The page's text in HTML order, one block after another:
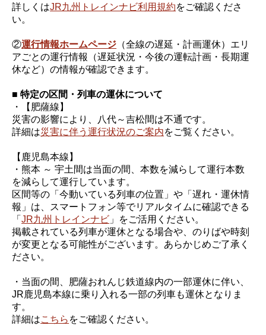
詳しくはJR九州トレインナビ利用規約をご確認くださ
い。
②運行情報ホームページ （全線の遅延・計画運休）エリ
アごとの運行情報（遅延状況・今後の運転計画・長期運
休など）の情報が確認できます。
■ 特定の区間・列車の運休について
・【肥薩線】
災害の影響により、八代～吉松間は不通です。
詳細は災害に伴う運行状況のご案内をご覧ください。
【鹿児島本線】
・熊本 ～ 宇土間は当面の間、本数を減らして運行本数
を減らして運行しています。
区間等の「今動いている列車の位置」や「遅れ・運休情
報」は、スマートフォン等でリアルタイムに確認できる
「JR九州トレインナビ 」をご活用ください。
掲載されている列車が運休となる場合や、のりばや時刻
が変更となる可能性がございます。あらかじめご了承く
ださい。
・当面の間、肥薩おれんじ鉄道線内の一部運休に伴い、
JR鹿児島本線に乗り入れる一部の列車も運休となりま
す。
詳細はこちら をご確認ください。